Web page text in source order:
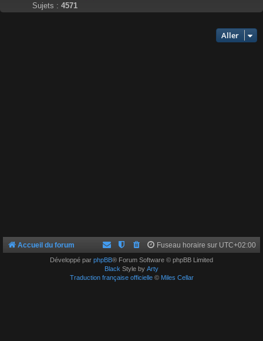
Sujets : 4571
Aller
Accueil du forum Fuseau horaire sur UTC+02:00
Développé par phpBB® Forum Software © phpBB Limited
Black Style by Arty
Traduction française officielle© Miles Cellar